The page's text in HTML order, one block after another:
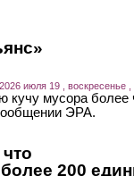
2026 июля 19 , воскресенье ,
кучу мусора более
ЭРА.
200